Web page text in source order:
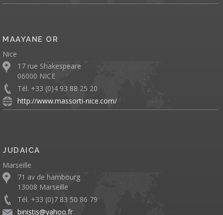
MAAYANE OR
Nice
17 rue Shakespeare
06000 NICE
Tél. +33 (0)4 93 88 25 20
http://www.massorti-nice.com/
JUDAICA
Marseille
71 av de hambourg
13008 Marseille
Tél. +33 (0)7 83 50 86 79
binistis@yahoo.fr